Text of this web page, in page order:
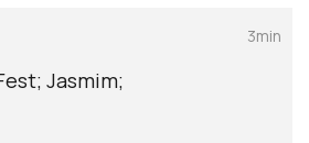
Jasmim;
3min